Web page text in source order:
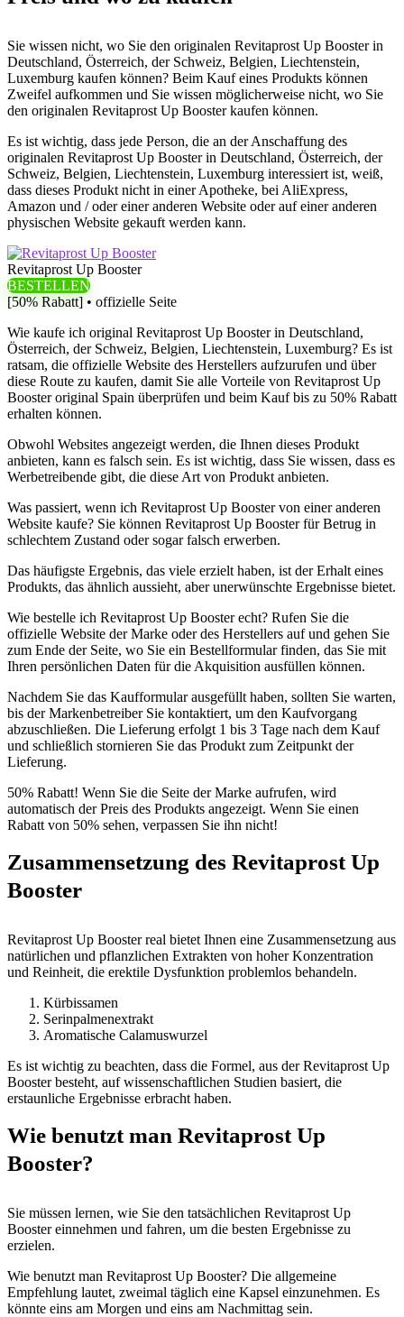
Sie wissen nicht, wo Sie den originalen Revitaprost Up Booster in
Deutschland, Österreich, der Schweiz, Belgien, Liechtenstein,
Luxemburg kaufen können? Beim Kauf eines Produkts können
Zweifel aufkommen und Sie wissen möglicherweise nicht, wo Sie
den originalen Revitaprost Up Booster kaufen können.
Es ist wichtig, dass jede Person, die an der Anschaffung des
originalen Revitaprost Up Booster in Deutschland, Österreich, der
Schweiz, Belgien, Liechtenstein, Luxemburg interessiert ist, weiß,
dass dieses Produkt nicht in einer Apotheke, bei AliExpress,
Amazon und / oder einer anderen Website oder auf einer anderen
physischen Website gekauft werden kann.
Revitaprost Up Booster
BESTELLEN
[50% Rabatt] • offizielle Seite
Wie kaufe ich original Revitaprost Up Booster in Deutschland,
Österreich, der Schweiz, Belgien, Liechtenstein, Luxemburg? Es ist
ratsam, die offizielle Website des Herstellers aufzurufen und über
diese Route zu kaufen, damit Sie alle Vorteile von Revitaprost Up
Booster original Spain überprüfen und beim Kauf bis zu 50% Rabatt
erhalten können.
Obwohl Websites angezeigt werden, die Ihnen dieses Produkt
anbieten, kann es falsch sein. Es ist wichtig, dass Sie wissen, dass es
Werbetreibende gibt, die diese Art von Produkt anbieten.
Was passiert, wenn ich Revitaprost Up Booster von einer anderen
Website kaufe? Sie können Revitaprost Up Booster für Betrug in
schlechtem Zustand oder sogar falsch erwerben.
Das häufigste Ergebnis, das viele erzielt haben, ist der Erhalt eines
Produkts, das ähnlich aussieht, aber unerwünschte Ergebnisse bietet.
Wie bestelle ich Revitaprost Up Booster echt? Rufen Sie die
offizielle Website der Marke oder des Herstellers auf und gehen Sie
zum Ende der Seite, wo Sie ein Bestellformular finden, das Sie mit
Ihren persönlichen Daten für die Akquisition ausfüllen können.
Nachdem Sie das Kaufformular ausgefüllt haben, sollten Sie warten,
bis der Markenbetreiber Sie kontaktiert, um den Kaufvorgang
abzuschließen. Die Lieferung erfolgt 1 bis 3 Tage nach dem Kauf
und schließlich stornieren Sie das Produkt zum Zeitpunkt der
Lieferung.
50% Rabatt! Wenn Sie die Seite der Marke aufrufen, wird
automatisch der Preis des Produkts angezeigt. Wenn Sie einen
Rabatt von 50% sehen, verpassen Sie ihn nicht!
Zusammensetzung des Revitaprost Up
Booster
Revitaprost Up Booster real bietet Ihnen eine Zusammensetzung aus
natürlichen und pflanzlichen Extrakten von hoher Konzentration
und Reinheit, die erektile Dysfunktion problemlos behandeln.
Kürbissamen
Serinpalmenextrakt
Aromatische Calamuswurzel
Es ist wichtig zu beachten, dass die Formel, aus der Revitaprost Up
Booster besteht, auf wissenschaftlichen Studien basiert, die
erstaunliche Ergebnisse erbracht haben.
Wie benutzt man Revitaprost Up
Booster?
Sie müssen lernen, wie Sie den tatsächlichen Revitaprost Up
Booster einnehmen und fahren, um die besten Ergebnisse zu
erzielen.
Wie benutzt man Revitaprost Up Booster? Die allgemeine
Empfehlung lautet, zweimal täglich eine Kapsel einzunehmen. Es
könnte eins am Morgen und eins am Nachmittag sein.